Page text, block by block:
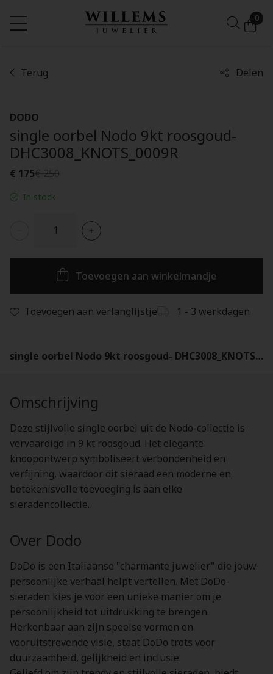
0
Terug Delen
DODO
single oorbel Nodo 9kt roosgoud-
DHC3008_KNOTS_0009R
€ 175€ 250
In stock
Toevoegen aan winkelmandje
Toevoegen aan verlanglijstje 1 - 3 werkdagen
single oorbel Nodo 9kt roosgoud- DHC3008_KNOTS_0009R
Omschrijving
Deze stijlvolle single oorbel uit de Nodo-collectie is
vervaardigd in 9 kt roosgoud. Het elegante
knoopontwerp symboliseert verbondenheid en
verfijning, waardoor dit sieraad een moderne en
betekenisvolle toevoeging is aan elke
sieradencollectie.
Over Dodo
DoDo is een Italiaanse "charmante juwelier" die jouw
persoonlijke verhaal helpt vertellen. Met DoDo-
sieraden kies je voor een unieke manier om je
persoonlijkheid tot uitdrukking te brengen.
Herkenbaar aan zijn speelse vormen en
vooruitstrevende visie, staat DoDo trots voor
duurzaamheid, gelijkheid en inclusie.